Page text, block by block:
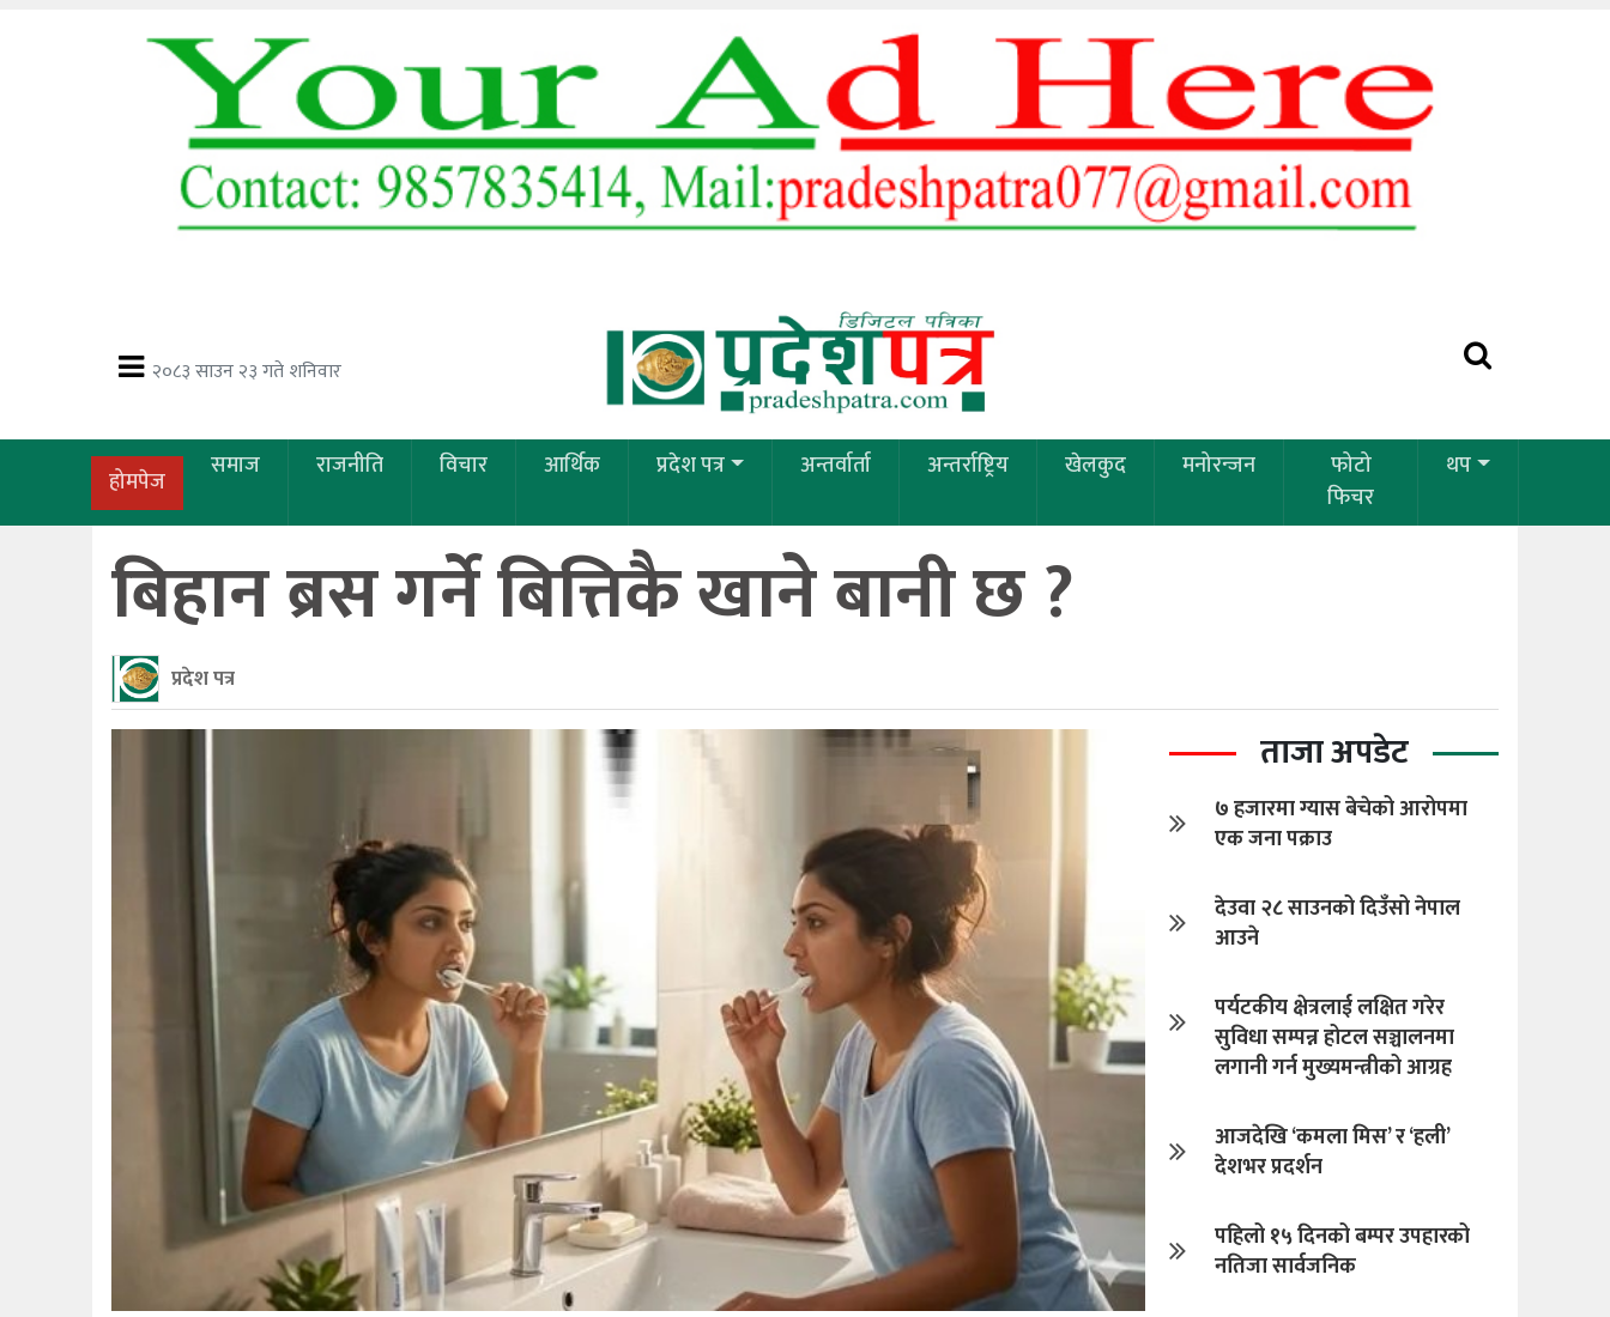
२०८३ साउन २३ गते शनिवार
होमपेज समाज राजनीति विचार आर्थिक प्रदेश पत्र अन्तर्वार्ता अन्तर्राष्ट्रिय खेलकुद मनोरन्जन
फोटो
फिचर
थप
बिहान ब्रस गर्ने बित्तिकै खाने बानी छ ?
प्रदेश पत्र
ताजा अपडेट
७ हजारमा ग्यास बेचेको आरोपमा
एक जना पक्राउ
देउवा २८ साउनको दिउँसो नेपाल
आउने
पर्यटकीय क्षेत्रलाई लक्षित गरेर
सुविधा सम्पन्न होटल सञ्चालनमा
लगानी गर्न मुख्यमन्त्रीको आग्रह
आजदेखि ‘कमला मिस’ र ‘हली’
देशभर प्रदर्शन
पहिलो १५ दिनको बम्पर उपहारको
नतिजा सार्वजनिक